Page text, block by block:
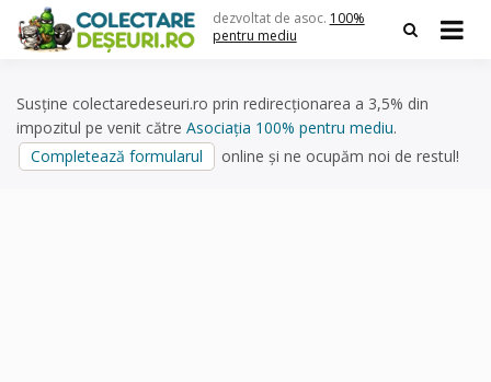
content
dezvoltat de asoc. 100%
pentru mediu
Susține colectaredeseuri.ro prin redirecționarea a 3,5% din
impozitul pe venit către Asociația 100% pentru mediu.
Completează formularul
online și ne ocupăm noi de restul!